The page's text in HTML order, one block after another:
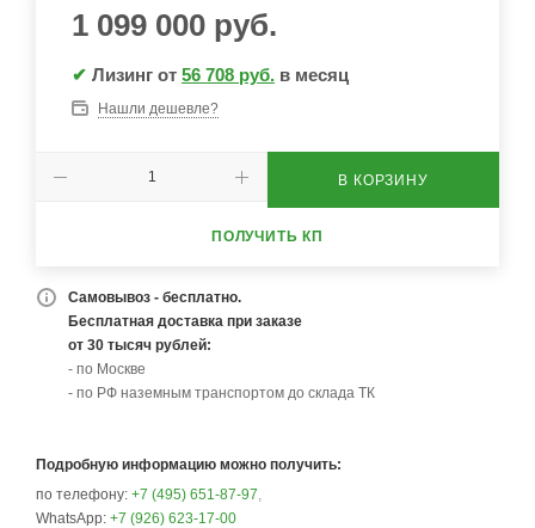
1 099 000 руб.
✔ Лизинг от 56 708 руб. в месяц
Нашли дешевле?
В КОРЗИНУ
ПОЛУЧИТЬ КП
Самовывоз - бесплатно.
Бесплатная доставка при заказе
от 30 тысяч рублей:
- по Москве
- по РФ наземным транспортом до склада ТК
Подробную информацию можно получить:
по телефону: +7 (495) 651-87-97,
WhatsApp: +7 (926) 623-17-00